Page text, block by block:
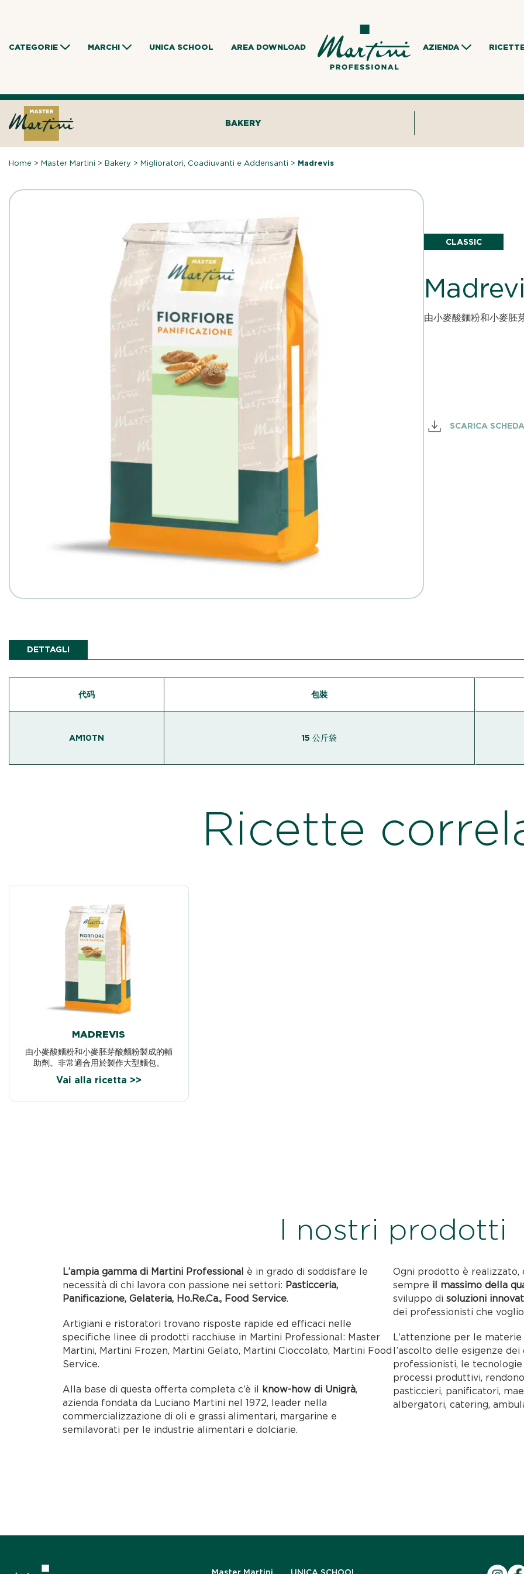
CATEGORIE MARCHI UNICA SCHOOL AREA DOWNLOAD AZIENDA
BAKERY
Home >Master Martini >Bakery >Miglioratori, Coadiuvanti e Addensanti > Madrevis
CLASSIC
由小麥酸麵粉和小麥胚
SCARICA
DETTAGLI
代码 包裝
AM10TN 15 公斤袋
Ricette
MADREVIS
由小麥酸麵粉和小麥胚芽酸麵粉製成的輔
助劑。非常適合用於製作大型麵包。
Vai alla ricetta >>
I nostri prodotti
L’ampia gamma di Martini Professional è in grado di soddisfare le
necessità di chi lavora con passione nei settori: Pasticceria,
Panificazione, Gelateria, Ho.Re.Ca., Food Service.
Artigiani e ristoratori trovano risposte rapide ed efficaci nelle
specifiche linee di prodotti racchiuse in Martini Professional: Master
Martini, Martini Frozen, Martini Gelato, Martini Cioccolato, Martini Food
Service.
Alla base di questa offerta completa c’è il know-how di Unigrà,
azienda fondata da Luciano Martini nel 1972, leader nella
commercializzazione di oli e grassi alimentari, margarine e
semilavorati per le industrie alimentari e dolciarie.
Ogni prodotto è realizzato,
sempre il massimo della
sviluppo di soluzioni
dei professionisti che
L’attenzione per le
l’ascolto delle esigenze
professionisti, le
processi produttivi,
pasticcieri, panificatori,
albergatori, catering,